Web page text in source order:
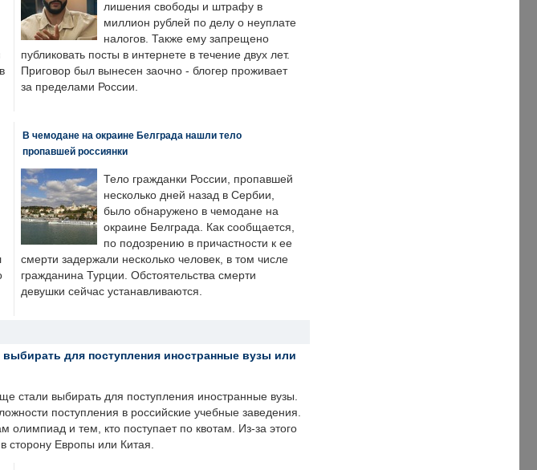
лишения свободы и штрафу в
миллион рублей по делу о неуплате
налогов. Также ему запрещено
публиковать посты в интернете в течение двух лет.
Приговор был вынесен заочно - блогер проживает
за пределами России.
В чемодане на окраине Белграда нашли тело
пропавшей россиянки
Тело гражданки России, пропавшей
несколько дней назад в Сербии,
было обнаружено в чемодане на
окраине Белграда. Как сообщается,
по подозрению в причастности к ее
смерти задержали несколько человек, в том числе
гражданина Турции. Обстоятельства смерти
девушки сейчас устанавливаются.
для поступления иностранные вузы или
стали выбирать для поступления иностранные вузы.
поступления в российские учебные заведения.
олимпиад и тем, кто поступает по квотам. Из-за этого
сторону Европы или Китая.